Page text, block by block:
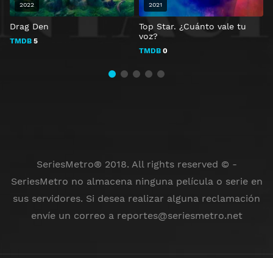
Drag Den
TMDB 5
2022
Top Star. ¿Cuánto vale tu
voz?
TMDB 0
2021
SeriesMetro® 2018. All rights reserved © -
SeriesMetro no almacena ninguna película o serie en
sus servidores. Si desea realizar alguna reclamación
envíe un correo a reportes@seriesmetro.net